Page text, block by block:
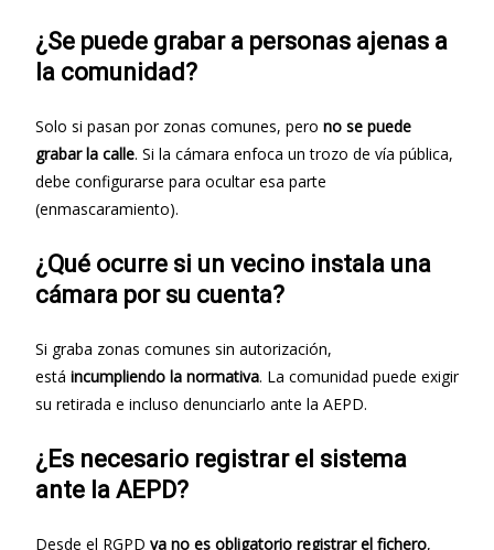
¿Se puede grabar a personas ajenas a
la comunidad?
Solo si pasan por zonas comunes, pero no se puede
grabar la calle. Si la cámara enfoca un trozo de vía pública,
debe configurarse para ocultar esa parte
(enmascaramiento).
¿Qué ocurre si un vecino instala una
cámara por su cuenta?
Si graba zonas comunes sin autorización,
está incumpliendo la normativa. La comunidad puede exigir
su retirada e incluso denunciarlo ante la AEPD.
¿Es necesario registrar el sistema
ante la AEPD?
Desde el RGPD ya no es obligatorio registrar el fichero,